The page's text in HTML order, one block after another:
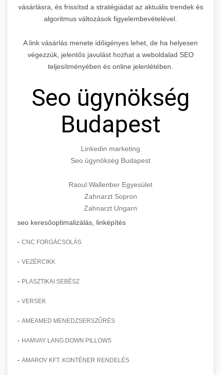
vásárlásra, és frissítsd a stratégiádat az aktuális trendek és
algoritmus változások figyelembevételével.
A link vásárlás menete időigényes lehet, de ha helyesen
végezzük, jelentős javulást hozhat a weboldalad SEO
teljesítményében és online jelenlétében.
Seo ügynökség
Budapest
Linkedin marketing
Seo ügynökség Budapest
Raoul Wallenber Egyesület
Zahnarzt Sopron
Zahnarzt Ungarn
seo keresőoptimalizálás, linképítés
- CNC FORGÁCSOLÁS
- VEZÉRCIKK
- PLASZTIKAI SEBÉSZ
- VERSEK
- AMEAMED MENEDZSERSZŰRÉS
- HAMVAY LANG DOWN PILLOWS
- AMAROV KFT. KONTÉNER RENDELÉS